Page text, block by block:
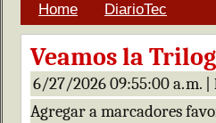
Home DiarioTec
Veamos la
6/27/2026 09:55:00 a. m. |
Agregar a marcadores